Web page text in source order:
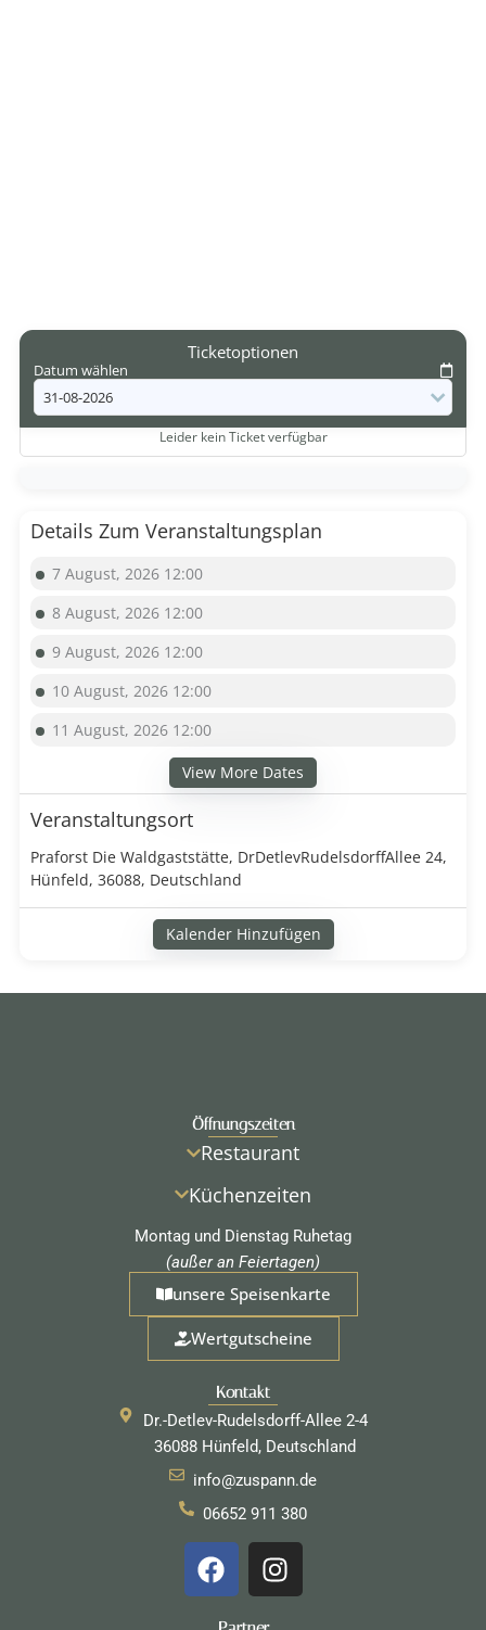
Ticketoptionen
Datum wählen
Leider kein Ticket verfügbar
Details Zum Veranstaltungsplan
7 August, 2026 12:00
8 August, 2026 12:00
9 August, 2026 12:00
10 August, 2026 12:00
11 August, 2026 12:00
View More Dates
Veranstaltungsort
Praforst Die Waldgaststätte, DrDetlevRudelsdorffAllee 24,
Hünfeld, 36088, Deutschland
Kalender Hinzufügen
Öffnungszeiten
Restaurant
Küchenzeiten
Montag und Dienstag Ruhetag
(außer an Feiertagen)
unsere Speisenkarte
Wertgutscheine
Kontakt
Dr.-Detlev-Rudelsdorff-Allee 2-4
36088 Hünfeld, Deutschland
info@zuspann.de
06652 911 380
F
a
c
I
n
s